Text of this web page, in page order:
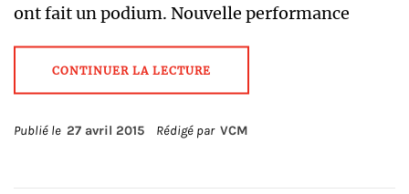
ont fait un podium. Nouvelle performance
CONTINUER LA LECTURE
Publié le 27 avril 2015 Rédigé par VCM